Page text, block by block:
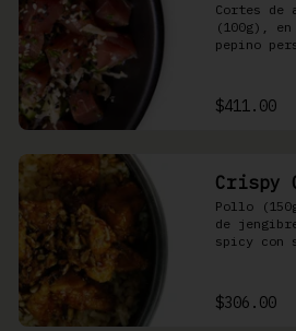
Cortes de
(100g),
pepino
$411.00
Crispy
Pollo
de
spicy con
$306.00